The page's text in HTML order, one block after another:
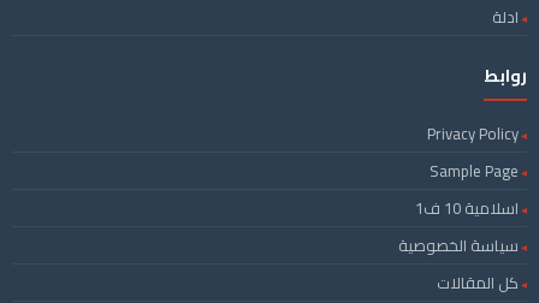
ادلة
روابط
Privacy Policy
Sample Page
اسلامية 10 ف1
سياسة الخصوصية
كل المقالات